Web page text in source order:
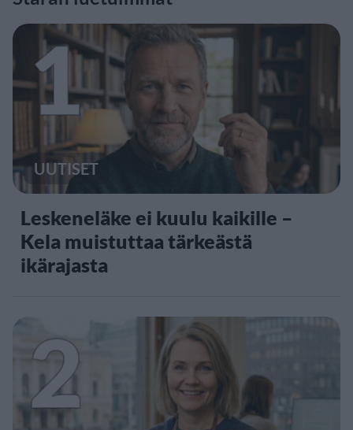
1
UUTISET
Leskeneläke ei kuulu kaikille –
Kela muistuttaa tärkeästä
ikärajasta
2